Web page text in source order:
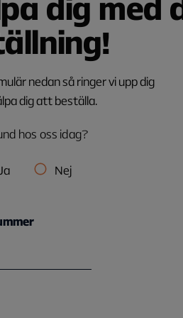
dig med
nedan så ringer vi upp dig
dig att beställa.
hos oss idag?
Nej